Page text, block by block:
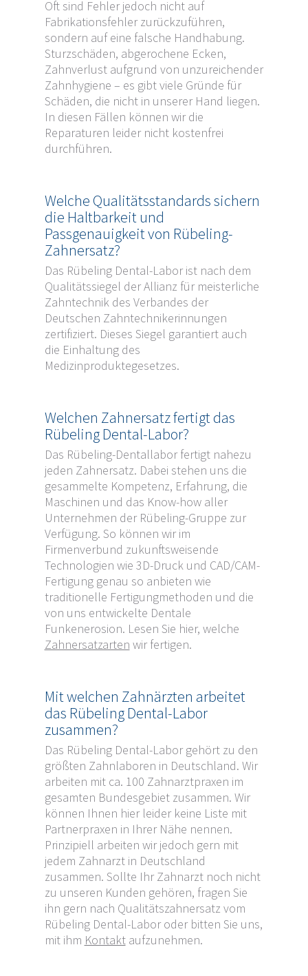
Oft sind Fehler jedoch nicht auf
Fabrikationsfehler zurückzuführen,
sondern auf eine falsche Handhabung.
Sturzschäden, abgerochene Ecken,
Zahnverlust aufgrund von unzureichender
Zahnhygiene – es gibt viele Gründe für
Schäden, die nicht in unserer Hand liegen.
In diesen Fällen können wir die
Reparaturen leider nicht kostenfrei
durchführen.
Welche Qualitätsstandards sichern
die Haltbarkeit und
Passgenauigkeit von Rübeling-
Zahnersatz?
Das Rübeling Dental-Labor ist nach dem
Qualitätssiegel der Allianz für meisterliche
Zahntechnik des Verbandes der
Deutschen Zahntechnikerinnungen
zertifiziert. Dieses Siegel garantiert auch
die Einhaltung des
Medizinproduktegesetzes.
Welchen Zahnersatz fertigt das
Rübeling Dental-Labor?
Das Rübeling-Dentallabor fertigt nahezu
jeden Zahnersatz. Dabei stehen uns die
gesammelte Kompetenz, Erfahrung, die
Maschinen und das Know-how aller
Unternehmen der Rübeling-Gruppe zur
Verfügung. So können wir im
Firmenverbund zukunftsweisende
Technologien wie 3D-Druck und CAD/CAM-
Fertigung genau so anbieten wie
traditionelle Fertigungmethoden und die
von uns entwickelte Dentale
Funkenerosion. Lesen Sie hier, welche
Zahnersatzarten wir fertigen.
Mit welchen Zahnärzten arbeitet
das Rübeling Dental-Labor
zusammen?
Das Rübeling Dental-Labor gehört zu den
größten Zahnlaboren in Deutschland. Wir
arbeiten mit ca. 100 Zahnarztpraxen im
gesamten Bundesgebiet zusammen. Wir
können Ihnen hier leider keine Liste mit
Partnerpraxen in Ihrer Nähe nennen.
Prinzipiell arbeiten wir jedoch gern mit
jedem Zahnarzt in Deutschland
zusammen. Sollte Ihr Zahnarzt noch nicht
zu unseren Kunden gehören, fragen Sie
ihn gern nach Qualitätszahnersatz vom
Rübeling Dental-Labor oder bitten Sie uns,
mit ihm Kontaktaufzunehmen.